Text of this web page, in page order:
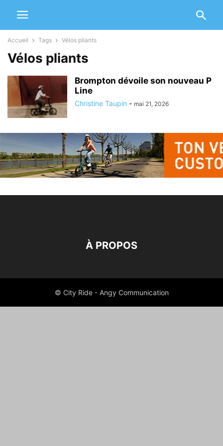
Accueil Tags Vélos pliants
Vélos pliants
Brompton dévoile son nouveau P
Line
Christine Taupin - mai 21, 2026
À PROPOS
© City Ride - Angy Communication